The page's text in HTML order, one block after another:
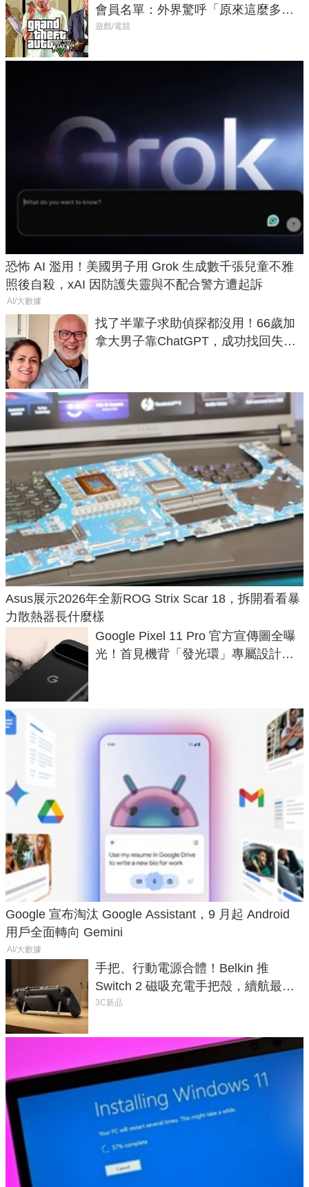
會員名單：外界驚呼「原來這麼多人
在開掛！」
遊戲/電競
恐怖 AI 濫用！美國男子用 Grok 生成數千張兒童不雅
照後自殺，xAI 因防護失靈與不配合警方遭起訴
AI/大數據
找了半輩子求助偵探都沒用！66歲加
拿大男子靠ChatGPT，成功找回失散
Asus展示2026年全新ROG Strix Scar 18，拆開看看暴
力散熱器長什麼樣
Google Pixel 11 Pro 官方宣傳圖全曝
光！首見機背「發光環」專屬設計、
Google 宣布淘汰 Google Assistant，9 月起 Android
用戶全面轉向 Gemini
AI/大數據
手把、行動電源合體！Belkin 推
Switch 2 磁吸充電手把殼，續航最高
延長 1.5 倍
3C新品